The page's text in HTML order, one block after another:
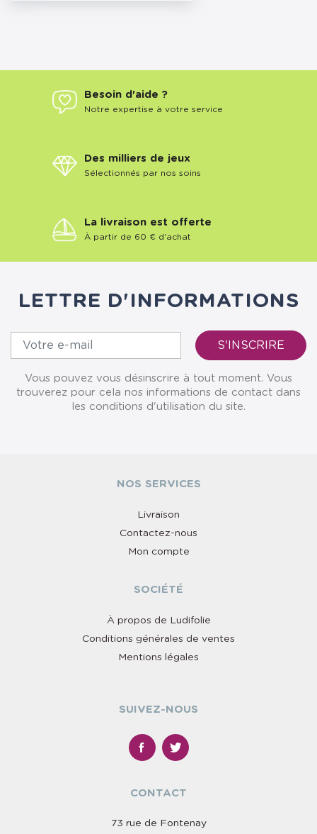
Besoin d'aide ?
Notre expertise à votre service
Des milliers de jeux
Sélectionnés par nos soins
La livraison est offerte
À partir de 60 € d'achat
LETTRE D'INFORMATIONS
Vous pouvez vous désinscrire à tout moment. Vous
trouverez pour cela nos informations de contact dans
les conditions d'utilisation du site.
NOS SERVICES
Livraison
Contactez-nous
Mon compte
SOCIÉTÉ
À propos de Ludifolie
Conditions générales de ventes
Mentions légales
SUIVEZ-NOUS
CONTACT
73 rue de Fontenay